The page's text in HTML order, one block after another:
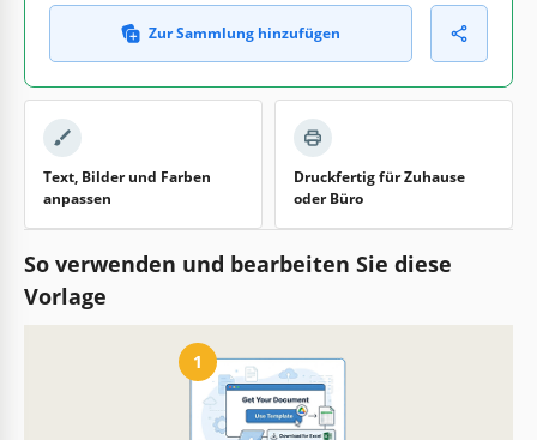
Zur Sammlung hinzufügen
Text, Bilder und Farben
anpassen
Druckfertig für Zuhause
oder Büro
So verwenden und bearbeiten Sie diese
Vorlage
1